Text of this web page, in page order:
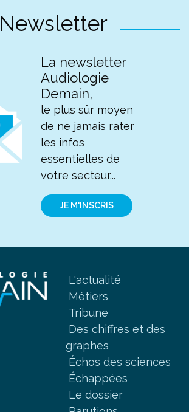
Newsletter
La newsletter
Audiologie
Demain,
le plus sûr moyen
de ne jamais rater
les infos
essentielles de
votre secteur...
JE M'INSCRIS
L'actualité
Métiers
Tribune
Des chiffres et des
graphes
Échos des sciences
Échappées
Le dossier